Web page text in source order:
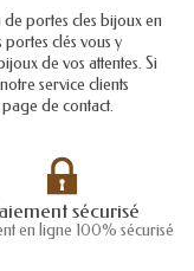
portes cles bijoux en
clés vous y
de vos attentes. Si
service clients
de contact.
sécurisé
en ligne 100% sécurisé